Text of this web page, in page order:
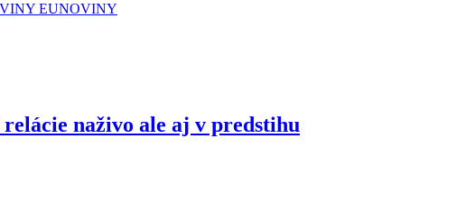
EUNOVINY
naživo ale aj v predstihu